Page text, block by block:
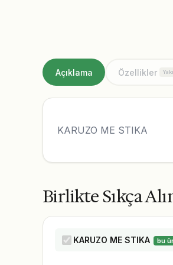
Açıklama Özellikler
KARUZO ME STIKA
Birlikte Sıkça
KARUZO ME STIKA bu